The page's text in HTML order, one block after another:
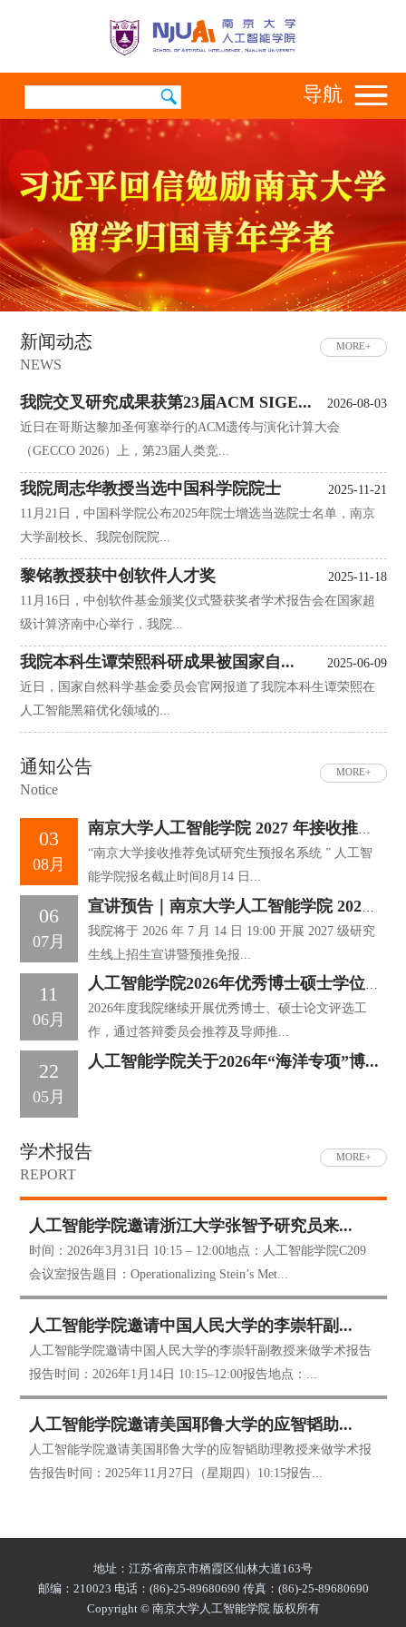
导航
新闻动态
NEWS
MORE+
我院交叉研究成果获第23届ACM SIGE... 2026-08-03
近日在哥斯达黎加圣何塞举行的ACM遗传与演化计算大会
（GECCO 2026）上，第23届人类竞...
我院周志华教授当选中国科学院院士 2025-11-21
11月21日，中国科学院公布2025年院士增选当选院士名单，南京
大学副校长、我院创院院...
黎铭教授获中创软件人才奖 2025-11-18
11月16日，中创软件基金颁奖仪式暨获奖者学术报告会在国家超
级计算济南中心举行，我院...
我院本科生谭荣熙科研成果被国家自... 2025-06-09
近日，国家自然科学基金委员会官网报道了我院本科生谭荣熙在
人工智能黑箱优化领域的...
通知公告
Notice
MORE+
03
08月
南京大学人工智能学院 2027 年接收推荐...
“南京大学接收推荐免试研究生预报名系统 ” 人工智
能学院报名截止时间8月14 日...
06
07月
我院将于 2026 年 7 月 14 日 19:00 开展 2027 级研究
生线上招生宣讲暨预推免报...
11
06月
人工智能学院2026年优秀博士硕士学位论...
2026年度我院继续开展优秀博士、硕士论文评选工
作，通过答辩委员会推荐及导师推...
22
05月
人工智能学院关于2026年“海洋专项”博...
学术报告
REPORT
MORE+
人工智能学院邀请浙江大学张智予研究员来...
时间：2026年3月31日 10:15 – 12:00地点：人工智能学院C209
会议室报告题目：Operationalizing Stein’s Met...
人工智能学院邀请中国人民大学的李崇轩副...
人工智能学院邀请中国人民大学的李崇轩副教授来做学术报告
报告时间：2026年1月14日 10:15–12:00报告地点：...
人工智能学院邀请美国耶鲁大学的应智韬助...
人工智能学院邀请美国耶鲁大学的应智韬助理教授来做学术报
告报告时间：2025年11月27日（星期四）10:15报告...
地址：江苏省南京市栖霞区仙林大道163号
邮编：210023 电话：(86)-25-89680690 传真：(86)-25-89680690
Copyright © 南京大学人工智能学院 版权所有